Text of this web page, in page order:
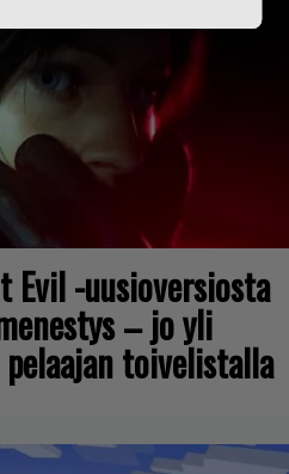
Evil -uusioversiosta
– jo yli
toivelistalla